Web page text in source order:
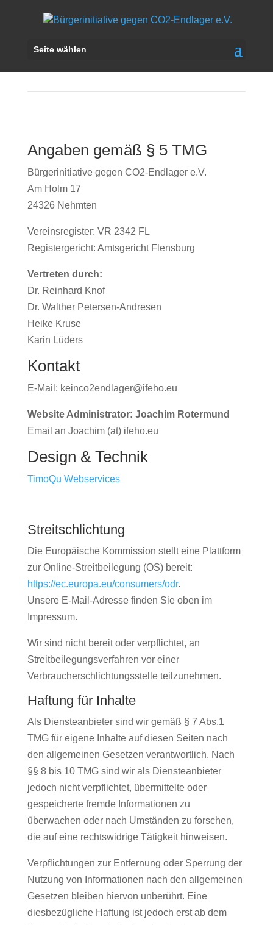
Seite wählen
Angaben gemäß § 5 TMG
Bürgerinitiative gegen CO2-Endlager e.V.
Am Holm 17
24326 Nehmten
Vereinsregister: VR 2342 FL
Registergericht: Amtsgericht Flensburg
Vertreten durch:
Dr. Reinhard Knof
Dr. Walther Petersen-Andresen
Heike Kruse
Karin Lüders
Kontakt
E-Mail: keinco2endlager@ifeho.eu
Website Administrator: Joachim Rotermund
Email an Joachim (at) ifeho.eu
Design & Technik
TimoQu Webservices
Streitschlichtung
Die Europäische Kommission stellt eine Plattform
zur Online-Streitbeilegung (OS) bereit:
https://ec.europa.eu/consumers/odr.
Unsere E-Mail-Adresse finden Sie oben im
Impressum.
Wir sind nicht bereit oder verpflichtet, an
Streitbeilegungsverfahren vor einer
Verbraucherschlichtungsstelle teilzunehmen.
Haftung für Inhalte
Als Diensteanbieter sind wir gemäß § 7 Abs.1
TMG für eigene Inhalte auf diesen Seiten nach
den allgemeinen Gesetzen verantwortlich. Nach
§§ 8 bis 10 TMG sind wir als Diensteanbieter
jedoch nicht verpflichtet, übermittelte oder
gespeicherte fremde Informationen zu
überwachen oder nach Umständen zu forschen,
die auf eine rechtswidrige Tätigkeit hinweisen.
Verpflichtungen zur Entfernung oder Sperrung der
Nutzung von Informationen nach den allgemeinen
Gesetzen bleiben hiervon unberührt. Eine
diesbezügliche Haftung ist jedoch erst ab dem